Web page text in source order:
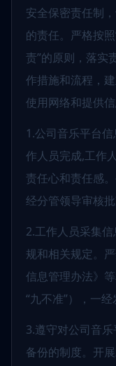
安全保密责任制
的责任。严格按
责”的原则，落实
作措施和流程，
使用网络和提供信
1.公司音乐平台
作人员完成,工作
责任心和责任感
经分管领导审核批
2.工作人员采集
规和相关规定。
信息管理办法》
“九不准”），一经
3.遵守对公司音
备份的制度。开